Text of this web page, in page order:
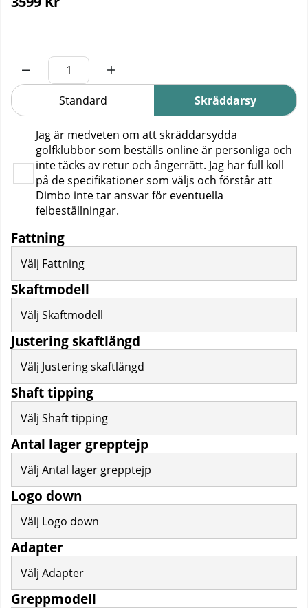
Standard Skräddarsy
Jag är medveten om att skräddarsydda
golfklubbor som beställs online är personliga och
inte täcks av retur och ångerrätt. Jag har full koll
på de specifikationer som väljs och förstår att
Dimbo inte tar ansvar för eventuella
felbeställningar.
Fattning
Välj Fattning
Skaftmodell
Välj Skaftmodell
Justering skaftlängd
Välj Justering skaftlängd
Shaft tipping
Välj Shaft tipping
Antal lager grepptejp
Välj Antal lager grepptejp
Logo down
Välj Logo down
Adapter
Välj Adapter
Greppmodell